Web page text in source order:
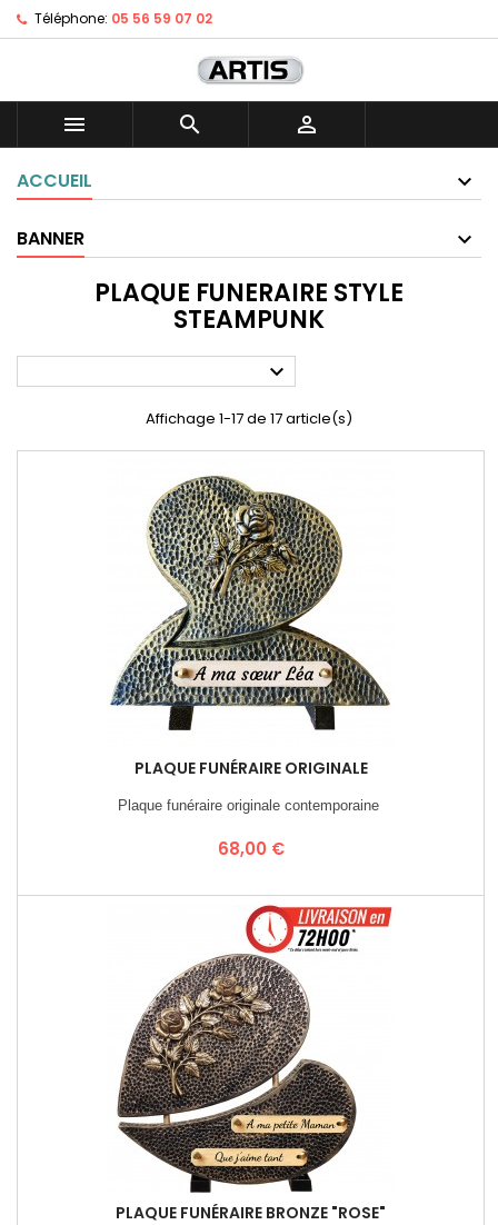
Téléphone: 05 56 59 07 02
  
ACCUEIL
BANNER
PLAQUE FUNERAIRE STYLE
STEAMPUNK

Affichage 1-17 de 17 article(s)
PLAQUE FUNÉRAIRE ORIGINALE
Plaque funéraire originale contemporaine
Prix
68,00 €
PLAQUE FUNÉRAIRE BRONZE "ROSE"